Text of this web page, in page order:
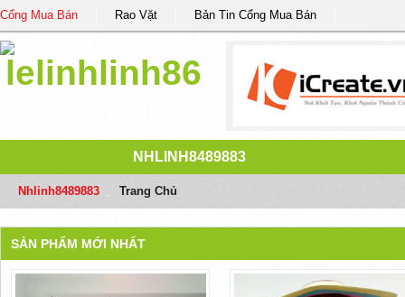
Cổng Mua Bán Rao Vặt Bản Tin Cổng Mua Bán
NHLINH8489883
Nhlinh8489883 Trang Chủ
SẢN PHẨM MỚI NHẤT